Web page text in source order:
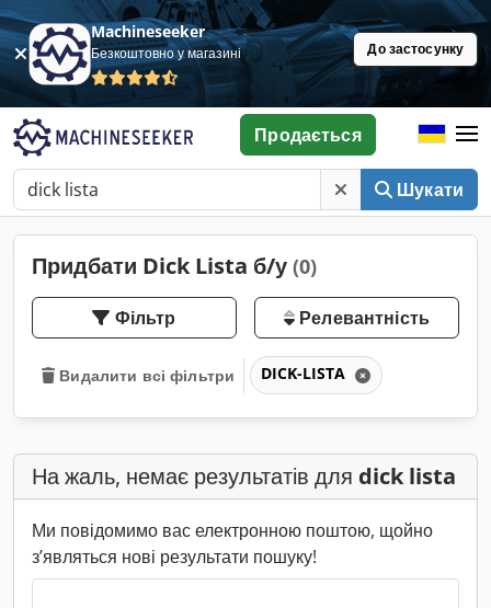
Machineseeker
Безкоштовно у магазині До застосунку
Шукати
Продається
Придбати Dick Lista б/у (0)
Фільтр Релевантність
Видалити всі фільтри DICK-LISTA
На жаль, немає результатів для dick lista
Ми повідомимо вас електронною поштою, щойно
з’являться нові результати пошуку!